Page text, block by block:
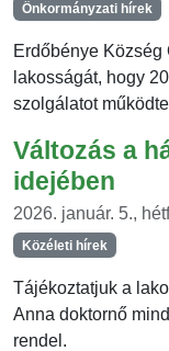
Önkormányzati hírek
Erdőbénye Község
lakosságát, hogy
szolgálatot
Változás a
idejében
2026. január. 5.,
Közéleti hírek
Tájékoztatjuk a
Anna doktornő
rendel.